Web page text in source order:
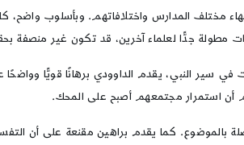
مختلف المدارس واختلافاتهم. وبأسلوب
مطولة جدًّا لعلماء آخرين، قد تكون غير
النبي، يقدم الداوودي برهانًا قويًّا وواضحًا
أن استمرار مجتمعهم أصبح على المحك.
بالموضوع. كما يقدم براهين مقنعة على أن